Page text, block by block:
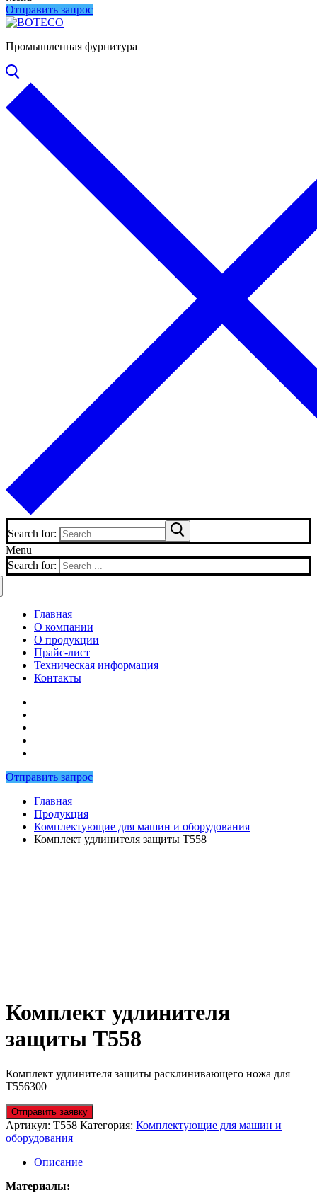
Отправить запрос
Промышленная фурнитура
Search for:
Menu
Search for:
Главная
О компании
О продукции
Прайс-лист
Техническая информация
Контакты
Отправить запрос
Главная
Продукция
Комплектующие для машин и оборудования
Комплект удлинителя защиты T558
Комплект удлинителя
защиты T558
Комплект удлинителя защиты расклинивающего ножа для
T556300
Отправить заявку
Артикул: T558 Категория: Комплектующие для машин и
оборудования
Описание
Материалы: